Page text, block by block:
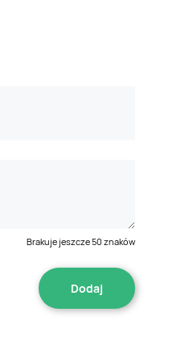
Brakuje jeszcze50 znaków